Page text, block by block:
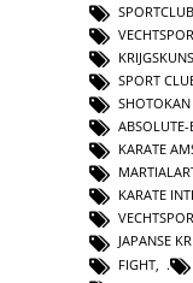
SPORT
ABSOLUTE-
KARATE
KARATE
JAPANSE
FIGHT